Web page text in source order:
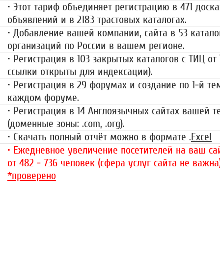
• Этот тариф объединяет регистрацию в 471
объявлений и в 2183 трастовых каталогах.
• Добавление вашей компании, сайта в 53
организаций по России в вашем регионе.
• Регистрация в 103 закрытых каталогов с ТИЦ от
ссылки открыты для индексации).
• Регистрация в 29 форумах и создание по 1-й
каждом форуме.
• Регистрация в 14 Англоязычных сайтах вашей
(доменные зоны: .com, .org).
• Скачать полный отчёт можно в формате .Excel
• Ежедневное увеличение посетителей на ваш
от 482 - 736 человек (сфера услуг сайта не
*проверено